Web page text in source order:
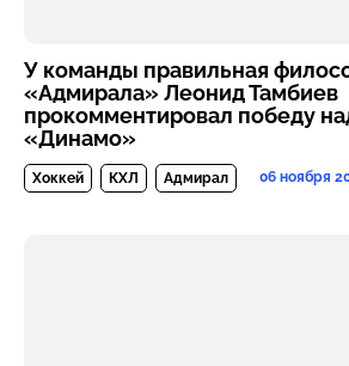
У команды правильная
«Адмирала» Леонид Тамбиев
прокомментировал победу
«Динамо»
Хоккей КХЛ Адмирал 06 ноября